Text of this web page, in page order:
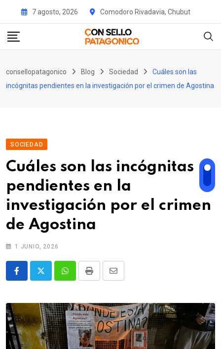
content
7 agosto, 2026 Comodoro Rivadavia, Chubut
consellopatagonico Blog Sociedad
Cuáles son las
incógnitas pendientes en la investigación por el crimen de Agostina
SOCIEDAD
Cuáles son las incógnitas
pendientes en la
investigación por el crimen
de Agostina
1 JUNIO, 2026
WhatsappPrint
Share
Email